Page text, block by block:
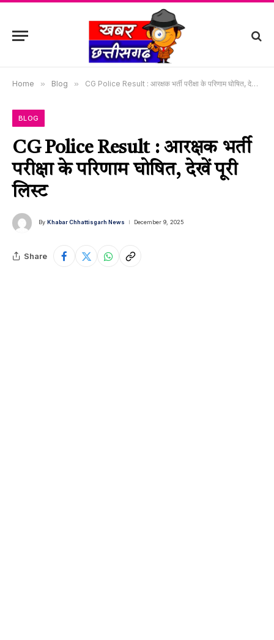
Home » Blog » CG Police Result : आरक्षक भर्ती परीक्षा के परिणाम घोषित, देखें पूरी लिस्ट
BLOG
CG Police Result : आरक्षक भर्ती
परीक्षा के परिणाम घोषित, देखें पूरी
लिस्ट
By Khabar Chhattisgarh News December 9, 2025
Share